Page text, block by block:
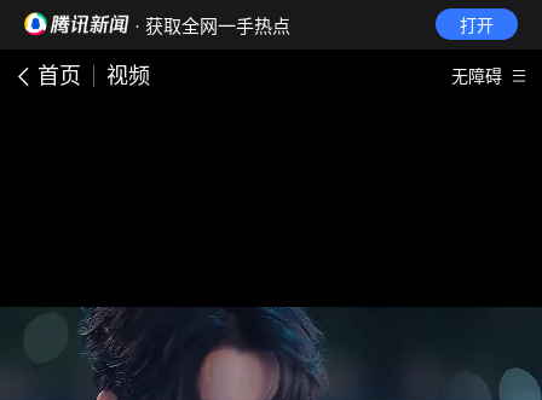
· 获取全网一手热点 打开
首页 视频 无障碍